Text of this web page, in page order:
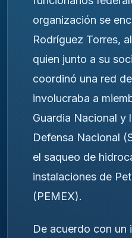
organización se
Rodríguez Torres,
quien junto a su
coordinó una red
involucraba a
Guardia Nacional y
Defensa Nacional
el saqueo de
instalaciones de
(PEMEX).
De acuerdo con